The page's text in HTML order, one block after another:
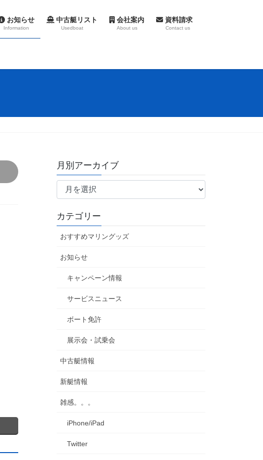
お知らせ
Information
中古艇リスト
Usedboat
会社案内
About us
資料請求
Contact us
月別アーカイブ
月
ー
カ
イ
カテゴリー
おすすめマリングッズ
お知らせ
キャンペーン情報
サービスニュース
ボート免許
展示会・試乗会
中古艇情報
新艇情報
雑感。。。
iPhone/iPad
Twitter